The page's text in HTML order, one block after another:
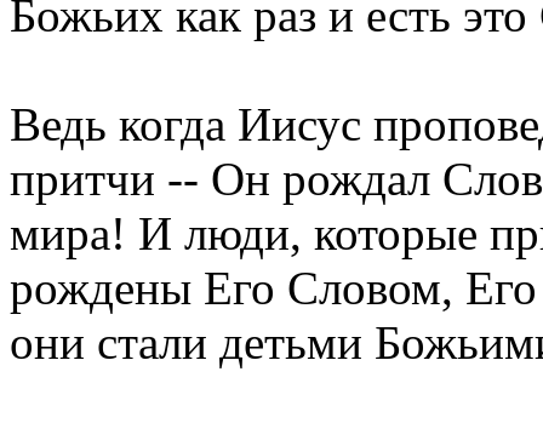
Божьих как раз и есть
Ведь когда Иисус
притчи -- Он рождал
мира! И люди, которые
рождены Его Словом, Его
они стали детьми